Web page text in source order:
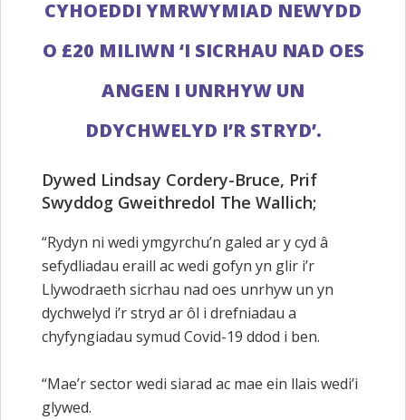
CYHOEDDI YMRWYMIAD NEWYDD
O £20 MILIWN ‘I SICRHAU NAD OES
ANGEN I UNRHYW UN
DDYCHWELYD I’R STRYD’.
Dywed Lindsay Cordery-Bruce, Prif
Swyddog Gweithredol The Wallich;
“Rydyn ni wedi ymgyrchu’n galed ar y cyd â
sefydliadau eraill ac wedi gofyn yn glir i’r
Llywodraeth sicrhau nad oes unrhyw un yn
dychwelyd i’r stryd ar ôl i drefniadau a
chyfyngiadau symud Covid-19 ddod i ben.
“Mae’r sector wedi siarad ac mae ein llais wedi’i
glywed.